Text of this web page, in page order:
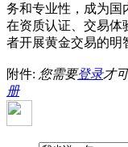
务和专业性，成为国
在资质认证、交易体
者开展黄金交易的明
附件: 您需要登录才
册